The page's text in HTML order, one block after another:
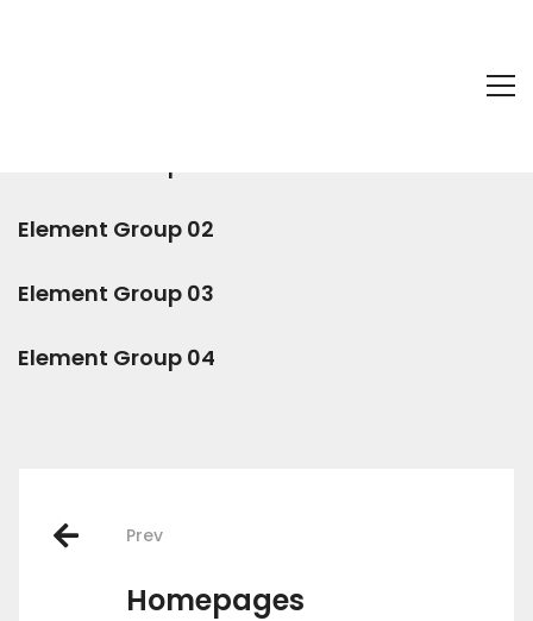
Element Group 01
Element Group 02
Element Group 03
Element Group 04
Post
navigation
Prev
Homepages